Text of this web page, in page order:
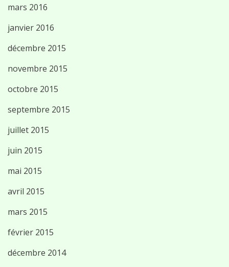
mars 2016
janvier 2016
décembre 2015
novembre 2015
octobre 2015
septembre 2015
juillet 2015
juin 2015
mai 2015
avril 2015
mars 2015
février 2015
décembre 2014